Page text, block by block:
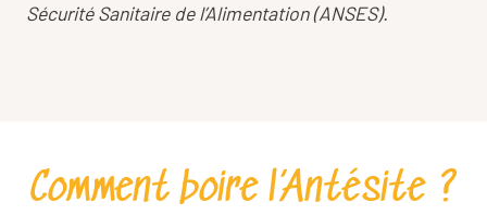
Sécurité Sanitaire de l’Alimentation (ANSES).
Comment boire l’Antésite ?